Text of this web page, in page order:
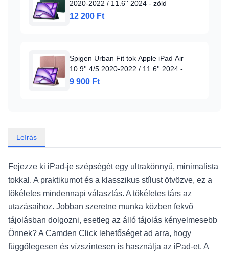
2020-2022 / 11.6'' 2024 - zöld
12 200 Ft
Spigen Urban Fit tok Apple iPad Air
10.9'' 4/5 2020-2022 / 11.6'' 2024 -
rózsaszín
9 900 Ft
Leírás
Fejezze ki iPad-je szépségét egy ultrakönnyű, minimalista
tokkal. A praktikumot és a klasszikus stílust ötvözve, ez a
tökéletes mindennapi választás. A tökéletes társ az
utazásaihoz. Jobban szeretne munka közben fekvő
tájolásban dolgozni, esetleg az álló tájolás kényelmesebb
Önnek? A Camden Click lehetőséget ad arra, hogy
függőlegesen és vízszintesen is használja az iPad-et. A